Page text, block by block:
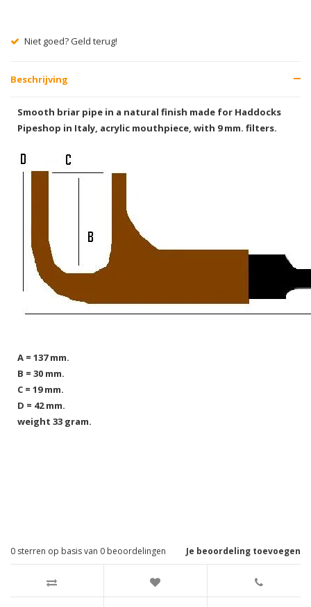
Gratis verzending vanaf € 75,00
Beschrijving
Smooth briar pipe in a natural finish made for Haddocks
Pipeshop in Italy, acrylic mouthpiece, with 9 mm. filters.
A = 137 mm.
B = 30 mm.
C = 19 mm.
D = 42 mm.
weight 33 gram.
Je beoordeling toevoegen
0 sterren op basis van 0 beoordelingen